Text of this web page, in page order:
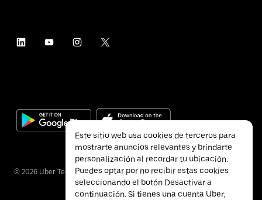
© 2026 Uber Technologies Inc.
Este sitio web usa cookies de terceros para
mostrarte anuncios relevantes y brindarte
personalización al recordar tu ubicación.
Puedes optar por no recibir estas cookies
seleccionando el botón Desactivar a
continuación. Si tienes una cuenta Uber,